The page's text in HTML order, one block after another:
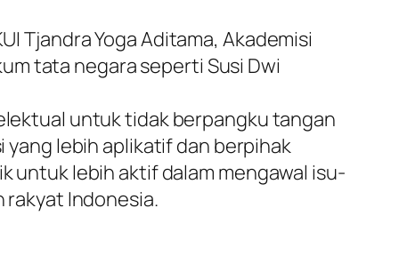
Tjandra Yoga Aditama, Akademisi
tata negara seperti Susi Dwi
untuk tidak berpangku tangan
lebih aplikatif dan berpihak
untuk lebih aktif dalam mengawal isu-
rakyat Indonesia.